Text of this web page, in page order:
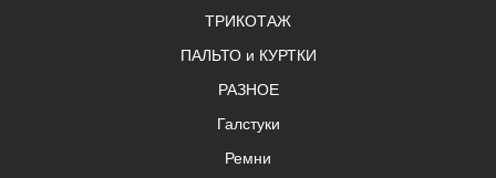
ТРИКОТАЖ
ПАЛЬТО и КУРТКИ
РАЗНОЕ
Галстуки
Ремни